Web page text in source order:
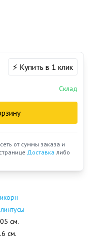
см.
см.
⚡ Купить в 1 клик
Склад
от суммы заказа и
Доставка либо